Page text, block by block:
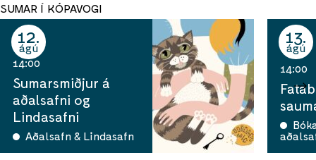
SUMAR Í KÓPAVOGI
12
ágú
14:00
Sumarsmiðjur á
aðalsafni og
Lindasafni
Aðalsafn & Lindasafn
13
ágú
14:00